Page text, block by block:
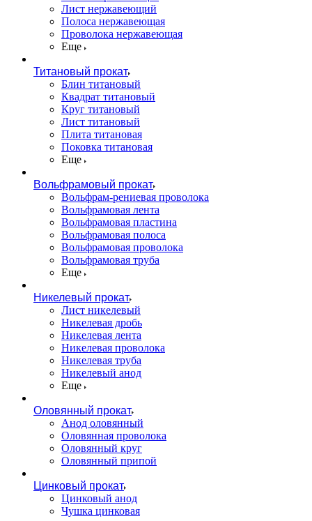
Лист нержавеющий
Полоса нержавеющая
Проволока нержавеющая
Еще
Титановый прокат
Блин титановый
Квадрат титановый
Круг титановый
Лист титановый
Плита титановая
Поковка титановая
Еще
Вольфрамовый прокат
Вольфрам-рениевая проволока
Вольфрамовая лента
Вольфрамовая пластина
Вольфрамовая полоса
Вольфрамовая проволока
Вольфрамовая труба
Еще
Никелевый прокат
Лист никелевый
Никелевая дробь
Никелевая лента
Никелевая проволока
Никелевая труба
Никелевый анод
Еще
Оловянный прокат
Анод оловянный
Оловянная проволока
Оловянный круг
Оловянный припой
Цинковый прокат
Цинковый анод
Чушка цинковая